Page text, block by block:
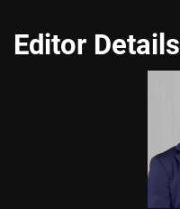
Editor Details